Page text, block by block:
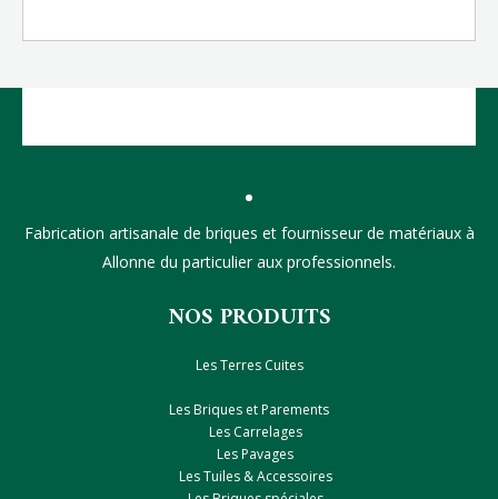
Fabrication artisanale de briques et fournisseur de matériaux à
Allonne du particulier aux professionnels.
NOS PRODUITS
Les Terres Cuites
Les Briques et Parements
Les Carrelages
Les Pavages
Les Tuiles & Accessoires